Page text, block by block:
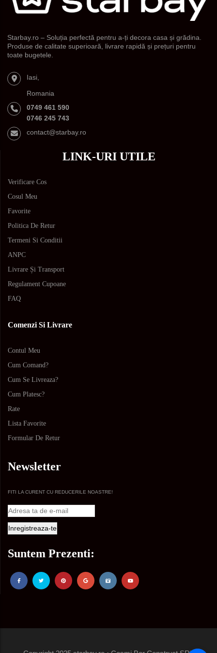
Starbay.ro – Soluția perfectă pentru a-ți decora casa și grădina.
Produse de calitate superioară, livrare rapidă și prețuri pentru
toate bugetele.
Iasi,
Romania
0749 461 590
0746 245 743
contact@starbay.ro
LINK-URI UTILE
Verificare Cos
Cosul Meu
Favorite
Politica De Retur
Termeni Si Conditii
ANPC
Livrare Și Transport
Regulament Cupoane
FAQ
Comenzi Si Livrare
Contul Meu
Cum Comand?
Cum Se Livreaza?
Cum Platesc?
Rate
Lista Favorite
Formular De Retur
Newsletter
FITI LA CURENT CU REDUCERILE NOASTRE!
Suntem Prezenti: